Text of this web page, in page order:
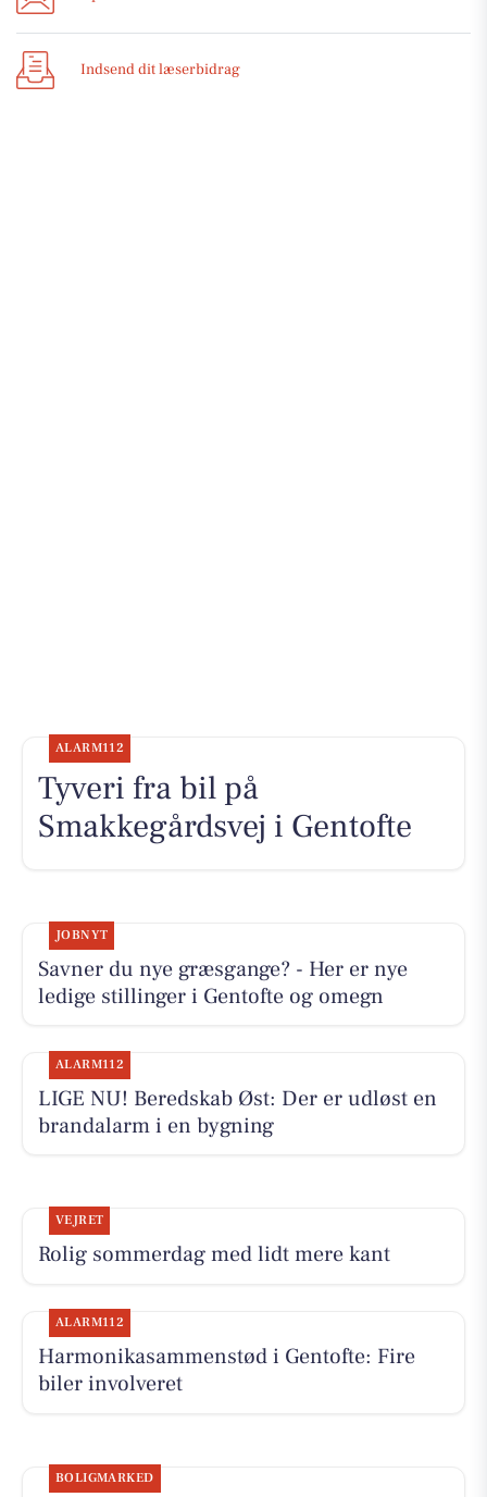
Indsend dit læserbidrag
ALARM112
Tyveri fra bil på
Smakkegårdsvej i Gentofte
JOBNYT
Savner du nye græsgange? - Her er nye
ledige stillinger i Gentofte og omegn
ALARM112
LIGE NU! Beredskab Øst: Der er udløst en
brandalarm i en bygning
VEJRET
Rolig sommerdag med lidt mere kant
ALARM112
Harmonikasammenstød i Gentofte: Fire
biler involveret
BOLIGMARKED